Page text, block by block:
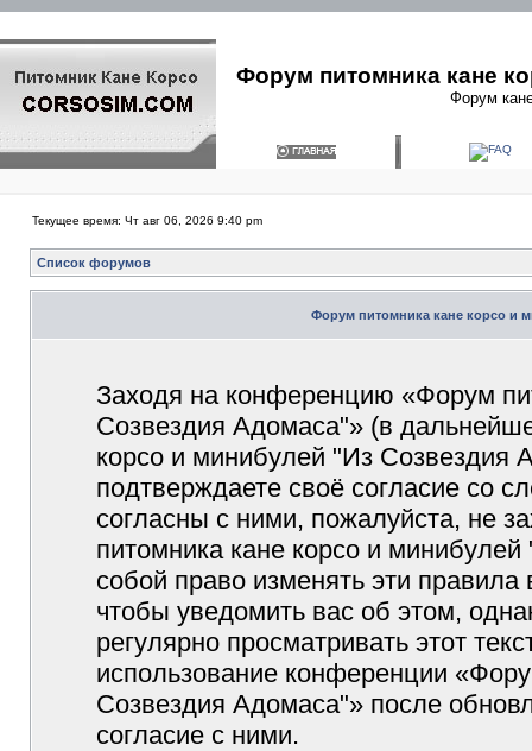
Форум питомника кане
Форум
Текущее время: Чт авг 06, 2026 9:40 pm
Список форумов
Форум питомника кане корсо и
Заходя на конференцию «Форум
Созвездия Адомаса"» (в
корсо и минибулей "Из Созвездия
подтверждаете своё согласие со
согласны с ними, пожалуйста, не
питомника кане корсо и
собой право изменять эти
чтобы уведомить вас об этом,
регулярно просматривать этот
использование конференции
Созвездия Адомаса"» после
согласие с ними.